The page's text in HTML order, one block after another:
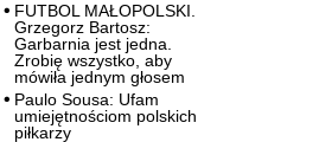
FUTBOL MAŁOPOLSKI.
Grzegorz Bartosz:
Garbarnia jest jedna.
Zrobię wszystko, aby
mówiła jednym głosem
Paulo Sousa: Ufam
umiejętnościom polskich
piłkarzy